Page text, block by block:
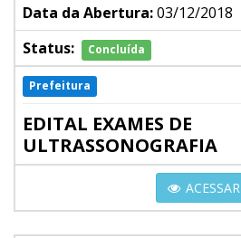
Data da Abertura:03/12/2018
Status:
Concluída
Prefeitura
EDITAL EXAMES DE
ULTRASSONOGRAFIA
ACESSAR